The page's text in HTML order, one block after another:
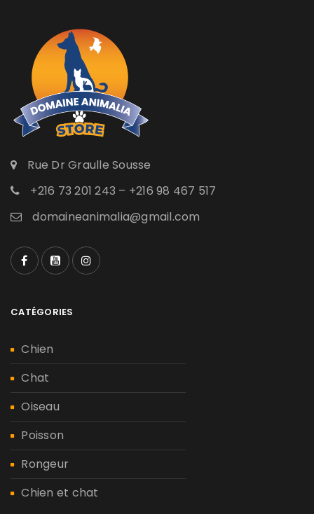
Rue Dr Graulle Sousse
+216 73 201 243 – +216 98 467 517
domaineanimalia@gmail.com
CATÉGORIES
Chien
Chat
Oiseau
Poisson
Rongeur
Chien et chat